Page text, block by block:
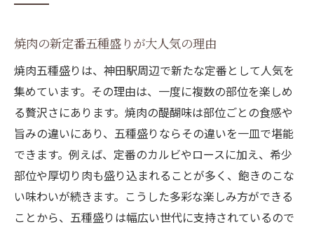
焼肉の新定番五種盛りが大人気の理由
焼肉五種盛りは、神田駅周辺で新たな定番として人気を
集めています。その理由は、一度に複数の部位を楽しめ
る贅沢さにあります。焼肉の醍醐味は部位ごとの食感や
旨みの違いにあり、五種盛りならその違いを一皿で堪能
できます。例えば、定番のカルビやロースに加え、希少
部位や厚切り肉も盛り込まれることが多く、飽きのこな
い味わいが続きます。こうした多彩な楽しみ方ができる
ことから、五種盛りは幅広い世代に支持されているので